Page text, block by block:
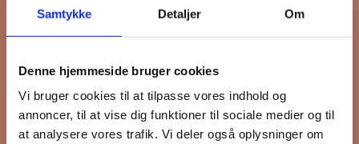
Samtykke Detaljer Om
Denne hjemmeside bruger cookies
Vi bruger cookies til at tilpasse vores indhold og
annoncer, til at vise dig funktioner til sociale medier og til
at analysere vores trafik. Vi deler også oplysninger om
Tilmeld dig FB
nyhedsbrev